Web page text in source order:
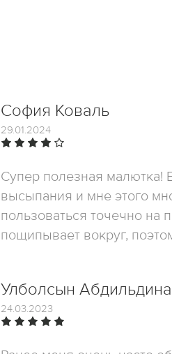
София Коваль
29.01.2024
Супер полезная малютка!
высыпания и мне этого
пользоваться точечно
пощипывает вокруг,
Улболсын Абдильдина
24.03.2023